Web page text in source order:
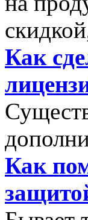
Как
Как